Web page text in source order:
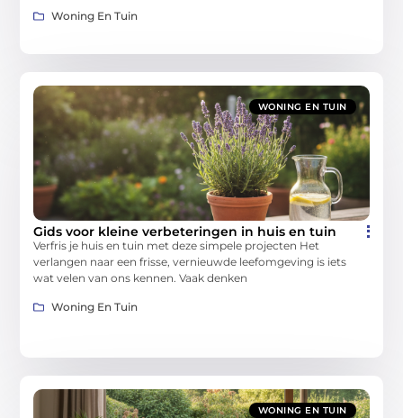
Woning En Tuin
WONING EN TUIN
Gids voor kleine verbeteringen in huis en tuin
Verfris je huis en tuin met deze simpele projecten Het
verlangen naar een frisse, vernieuwde leefomgeving is iets
wat velen van ons kennen. Vaak denken
Woning En Tuin
WONING EN TUIN